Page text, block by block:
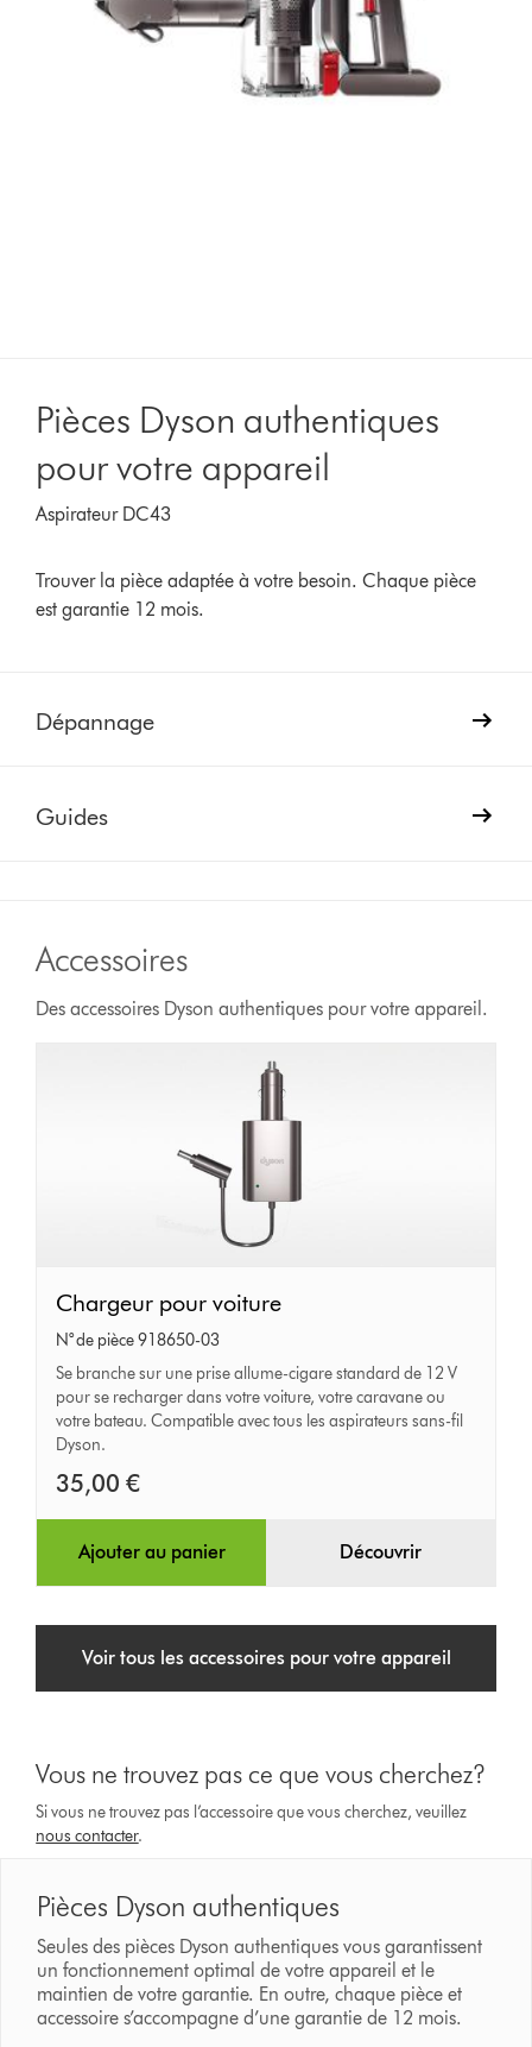
Pièces Dyson authentiques
pour votre appareil
Aspirateur DC43
Trouver la pièce adaptée à votre besoin. Chaque pièce
est garantie 12 mois.
Dépannage
Guides
Accessoires
Des accessoires Dyson authentiques pour votre appareil.
Chargeur
pour
voiture
Chargeur pour voiture
N° de pièce 918650-03
Se branche sur une prise allume-cigare standard de 12 V
pour se recharger dans votre voiture, votre caravane ou
votre bateau. Compatible avec tous les aspirateurs sans-fil
Dyson.
35,00 €
Ajouter au panier Découvrir
Voir tous les accessoires pour votre appareil
Vous ne trouvez pas ce que vous cherchez?
Si vous ne trouvez pas l’accessoire que vous cherchez, veuillez
nous contacter.
Pièces Dyson authentiques
Seules des pièces Dyson authentiques vous garantissent
un fonctionnement optimal de votre appareil et le
maintien de votre garantie. En outre, chaque pièce et
accessoire s’accompagne d’une garantie de 12 mois.